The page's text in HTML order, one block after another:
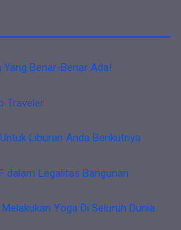
Benar-Benar Ada!
Traveler
Liburan Anda Berikutnya
dalam Legalitas Bangunan
Yoga Di Seluruh Dunia